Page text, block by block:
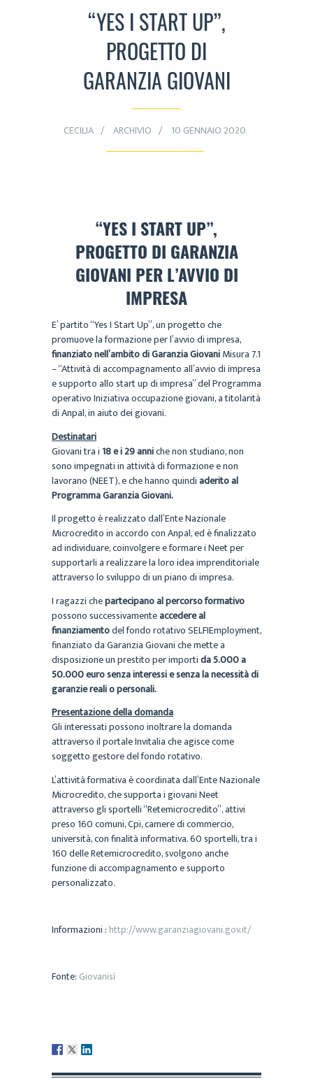
“YES I START UP”,
PROGETTO DI
GARANZIA GIOVANI
CECILIA ARCHIVIO 10 GENNAIO 2020
“YES I START UP”,
PROGETTO DI GARANZIA
GIOVANI PER L’AVVIO DI
IMPRESA
E’ partito “Yes I Start Up”, un progetto che
promuove la formazione per l’avvio di impresa,
finanziato nell’ambito di Garanzia GiovaniMisura 7.1
– “Attività di accompagnamento all’avvio di impresa
e supporto allo start up di impresa” del Programma
operativo Iniziativa occupazione giovani, a titolarità
di Anpal, in aiuto dei giovani.
Destinatari
Giovani tra i 18 e i 29 anniche non studiano, non
sono impegnati in attività di formazione e non
lavorano (NEET), e che hanno quindiaderito al
Programma Garanzia Giovani.
Il progetto è realizzato dall’Ente Nazionale
Microcredito in accordo con Anpal, ed è finalizzato
ad individuare, coinvolgere e formare i Neet per
supportarli a realizzare la loro idea imprenditoriale
attraverso lo sviluppo di un piano di impresa.
I ragazzi chepartecipano al percorso formativo
possono successivamenteaccedere al
finanziamentodel fondo rotativo SELFIEmployment,
finanziato da Garanzia Giovani che mette a
disposizione un prestito per importida 5.000 a
50.000 euro senza interessi e senza la necessità di
garanzie reali o personali.
Presentazione della domanda
Gli interessati possono inoltrare la domanda
attraverso il portale Invitalia che agisce come
soggetto gestore del fondo rotativo.
L’attività formativa è coordinata dall’Ente Nazionale
Microcredito, che supporta i giovani Neet
attraverso gli sportelli “Retemicrocredito”, attivi
preso 160 comuni, Cpi, camere di commercio,
università, con finalità informativa. 60 sportelli, tra i
160 delle Retemicrocredito, svolgono anche
funzione di accompagnamento e supporto
personalizzato.
Informazioni :http://www.garanziagiovani.gov.it/
Fonte: Giovanisì